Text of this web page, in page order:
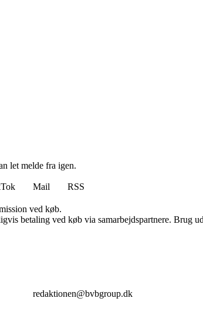
let melde fra igen.
Mail
RSS
ved køb.
betaling ved køb via samarbejdspartnere. Brug
redaktionen@bvbgroup.dk